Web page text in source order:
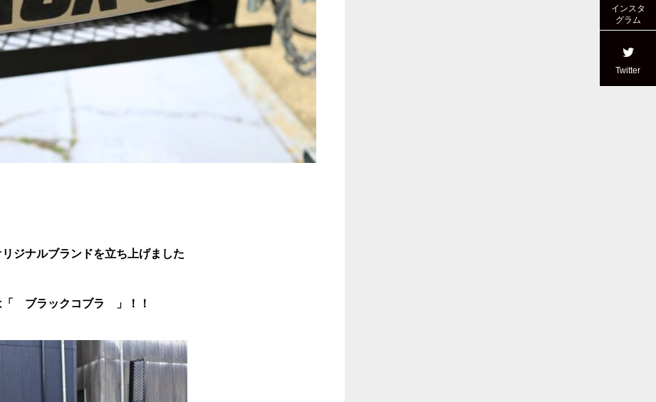
ジナルブランドを立ち上げました
「 ブラックコブラ 」！！
インスタ
グラム
Twitter